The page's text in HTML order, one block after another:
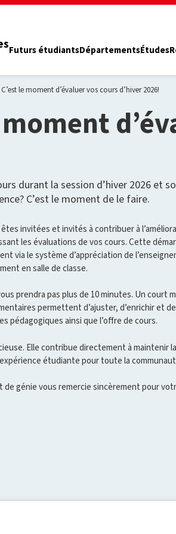
Futurs étudiantsDépartementsÉtudes
C’est le moment d’évaluer vos cours d’hiver 2026!
moment
durant la session d’hiver 2026 et
C’est le moment de le faire.
êtes invitées et invités à contribuer à
les évaluations de vos cours. Cette
via le système d’appréciation de
en salle de classe.
prendra pas plus de 10 minutes. Un court
permettent d’ajuster, d’enrichir et
pédagogiques ainsi que l’offre de cours.
Elle contribue directement à maintenir
étudiante pour toute la
de génie vous remercie sincèrement pour